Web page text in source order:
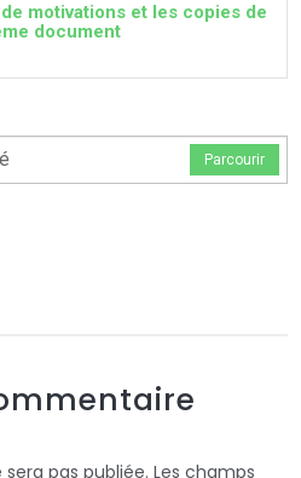
motivations et les copies de
document
Parcourir
pas publiée. Les champs